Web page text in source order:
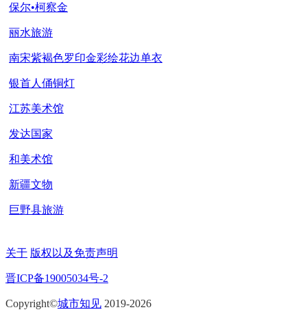
保尔•柯察金
丽水旅游
南宋紫褐色罗印金彩绘花边单衣
银首人俑铜灯
江苏美术馆
发达国家
和美术馆
新疆文物
巨野县旅游
关于 版权以及免责声明
晋ICP备19005034号-2
Copyright©城市知见 2019-2026